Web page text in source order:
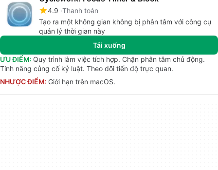
4.9 Thanh toán
Tạo ra một không gian không bị phân tâm với công cụ
quản lý thời gian này
Tải xuống
ƯU ĐIỂM: Quy trình làm việc tích hợp. Chặn phân tâm chủ động.
Tính năng củng cố kỷ luật. Theo dõi tiến độ trực quan.
NHƯỢC ĐIỂM: Giới hạn trên macOS.